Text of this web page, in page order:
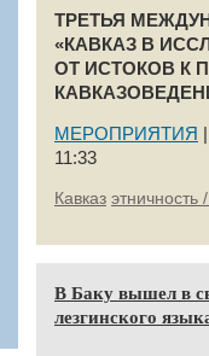
ТРЕТЬЯ
«КАВКАЗ В
ОТ ИСТОКОВ К
МЕРОПРИЯТИЯ
11:33
Кавказ этничность
В Баку вышел в
лезгинского